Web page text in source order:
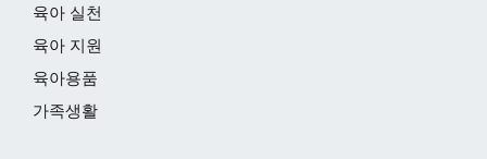
육아 실천
육아 지원
육아용품
가족생활